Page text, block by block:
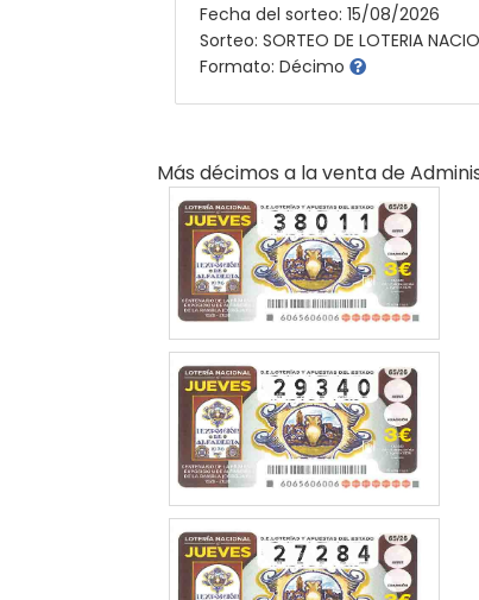
Fecha del sorteo: 15/08/2026
Sorteo: SORTEO DE LOTERIA
Formato: Décimo
Más décimos a la venta de